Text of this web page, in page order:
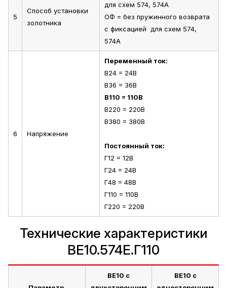
5
Способ установки
золотника
для схем 574, 574А
ОФ = без пружинного возврата
с фиксацией для схем 574,
574А
6 Напряжение
Переменный ток:
В24 = 24В
В36 = 36В
В110 = 110В
В220 = 220В
В380 = 380В
Постоянный ток:
Г12 = 12В
Г24 = 24В
Г48 = 48В
Г110 = 110В
Г220 = 220В
Технические характеристики
ВЕ10.574Е.Г110
ВЕ10 с
ВЕ10 с